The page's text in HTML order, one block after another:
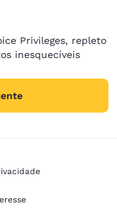
Privileges, repleto
inesquecíveis